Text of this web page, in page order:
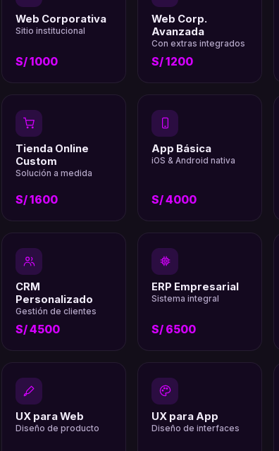
Web Corporativa
Sitio institucional
S/ 1000
Web Corp.
Avanzada
Con extras integrados
S/ 1200
Tienda Online
Custom
Solución a medida
S/ 1600
App Básica
iOS & Android nativa
S/ 4000
CRM
Personalizado
Gestión de clientes
S/ 4500
ERP Empresarial
Sistema integral
S/ 6500
UX para Web
Diseño de producto
UX para App
Diseño de interfaces